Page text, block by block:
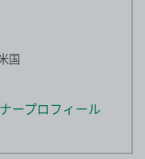
国
ープロフィール